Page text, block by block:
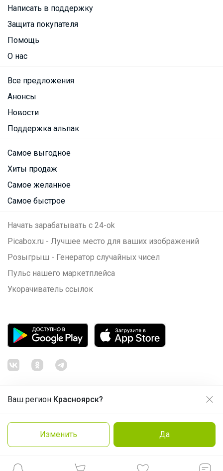
Ваш регион Красноярск?
Изменить Да
Написать в поддержку
Защита покупателя
Помощь
О нас
Все предложения
Анонсы
Новости
Поддержка альпак
Самое выгодное
Хиты продаж
Самое желанное
Самое быстрое
Начать зарабатывать с 24-ok
Picabox.ru - Лучшее место для ваших изображений
Розыгрыш - Генератор случайных чисел
Пульс нашего маркетплейса
Укорачиватель ссылок
Политика конфиденциальности
Cоглашение пользователя
Продолжая использовать этот сайт и нажимая кнопку
Принять